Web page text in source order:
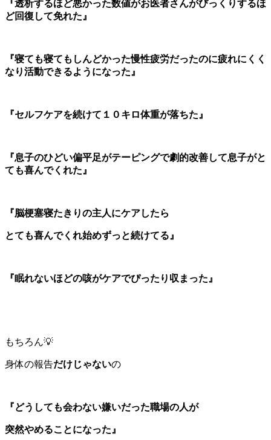
『透析するほど悪かった数値がお医者さんがびっくりするほ
ど回復して免れた』
『寝ても寝てもしんどかった慢性疲労だったのに疲れにくく
なり活動できるようになった』
『セルフケアを続けて１０キロ体重が落ちた』
『息子のひどい偏平足がテーピングで劇的改善して息子がと
ても喜んでくれた』
『脳梗塞寝たきりの主人にケアしたら
とても喜んでくれ始めずっと続けてる』
『眠れないほどの咳がケアでぴったり収まった』
もちろん💡
身体の報告だけじゃないの
『どうしても会わない嫌いだった職場の人が
突然やめることになった』